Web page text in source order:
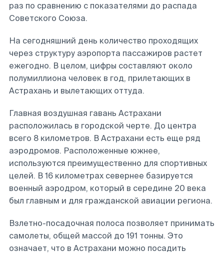
раз по сравнению с показателями до распада
Советского Союза.
На сегодняшний день количество проходящих
через структуру аэропорта пассажиров растет
ежегодно. В целом, цифры составляют около
полумиллиона человек в год, прилетающих в
Астрахань и вылетающих оттуда.
Главная воздушная гавань Астрахани
расположилась в городской черте. До центра
всего 8 километров. В Астрахани есть еще ряд
аэродромов. Расположенные южнее,
используются преимущественно для спортивных
целей. В 16 километрах севернее базируется
военный аэродром, который в середине 20 века
был главным и для гражданской авиации региона.
Взлетно-посадочная полоса позволяет принимать
самолеты, общей массой до 191 тонны. Это
означает, что в Астрахани можно посадить